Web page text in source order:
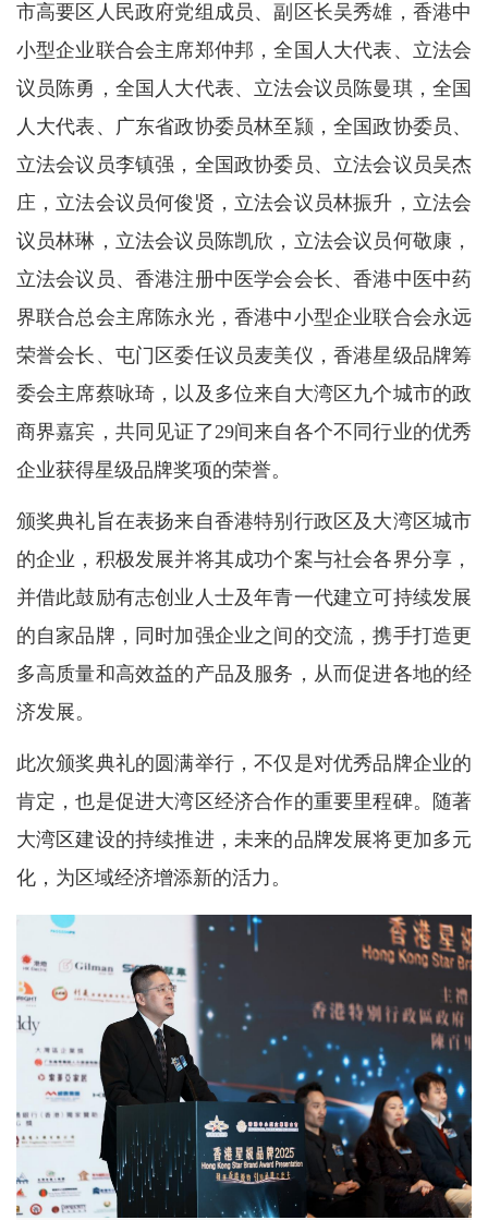
市高要区人民政府党组成员、副区长吴秀雄，香港中
小型企业联合会主席郑仲邦，全国人大代表、立法会
议员陈勇，全国人大代表、立法会议员陈曼琪，全国
人大代表、广东省政协委员林至颕，全国政协委员、
立法会议员李镇强，全国政协委员、立法会议员吴杰
庄，立法会议员何俊贤，立法会议员林振升，立法会
议员林琳，立法会议员陈凯欣，立法会议员何敬康，
立法会议员、香港注册中医学会会长、香港中医中药
界联合总会主席陈永光，香港中小型企业联合会永远
荣誉会长、屯门区委任议员麦美仪，香港星级品牌筹
委会主席蔡咏琦，以及多位来自大湾区九个城市的政
商界嘉宾，共同见证了29间来自各个不同行业的优秀
企业获得星级品牌奖项的荣誉。
颁奖典礼旨在表扬来自香港特别行政区及大湾区城市
的企业，积极发展并将其成功个案与社会各界分享，
并借此鼓励有志创业人士及年青一代建立可持续发展
的自家品牌，同时加强企业之间的交流，携手打造更
多高质量和高效益的产品及服务，从而促进各地的经
济发展。
此次颁奖典礼的圆满举行，不仅是对优秀品牌企业的
肯定，也是促进大湾区经济合作的重要里程碑。随著
大湾区建设的持续推进，未来的品牌发展将更加多元
化，为区域经济增添新的活力。